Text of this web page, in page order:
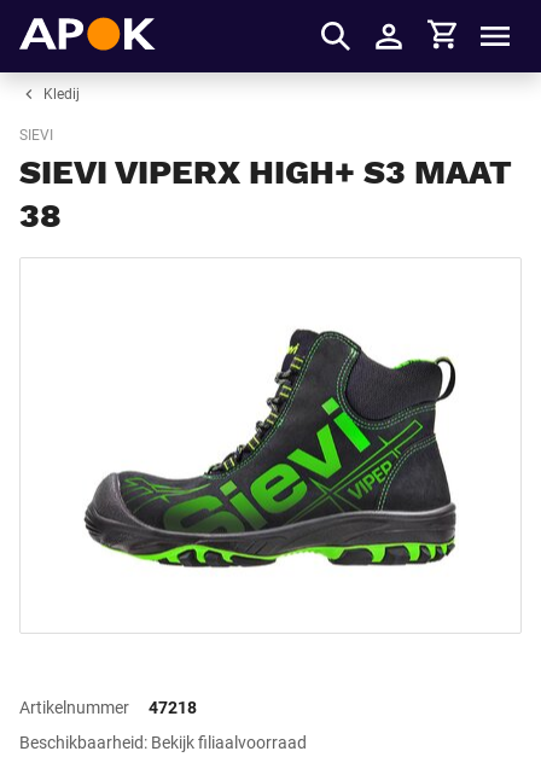
Inloggen
Winkelmandje
Kledij
SIEVI
SIEVI VIPERX HIGH+ S3 MAAT
38
Artikelnummer
47218
Beschikbaarheid: Bekijk filiaalvoorraad